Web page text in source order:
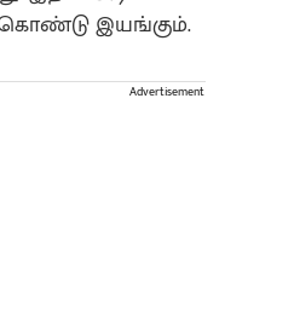
இயங்கும்.
Advertisement